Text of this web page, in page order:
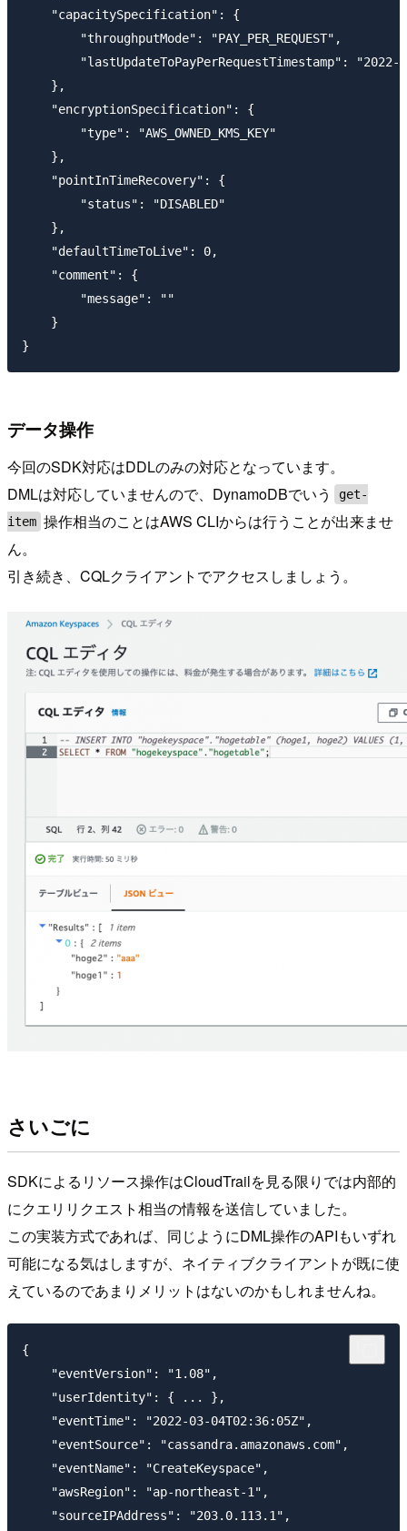
    "capacitySpecification": {
        "throughputMode": "PAY_PER_REQUEST",
"lastUpdateToPayPerRequestTimestamp": "2022-
    },
    "encryptionSpecification": {
        "type": "AWS_OWNED_KMS_KEY"
    },
    "pointInTimeRecovery": {
        "status": "DISABLED"
    },
    "defaultTimeToLive": 0,
    "comment": {
        "message": ""
    }
データ操作
今回のSDK対応はDDLのみの対応となっています。
DMLは対応していませんので、DynamoDBでいう
get-
item 操作相当のことはAWS CLIからは行うことが出来ませ
ん。
引き続き、CQLクライアントでアクセスしましょう。
さいごに
SDKによるリソース操作はCloudTrailを見る限りでは内部的
にクエリリクエスト相当の情報を送信していました。
この実装方式であれば、同じようにDML操作のAPIもいずれ
可能になる気はしますが、ネイティブクライアントが既に使
えているのであまりメリットはないのかもしれませんね。
{
    "eventVersion": "1.08",
    "userIdentity": { ... },
    "eventTime": "2022-03-04T02:36:05Z",
    "eventSource": "cassandra.amazonaws.com",
    "eventName": "CreateKeyspace",
    "awsRegion": "ap-northeast-1",
    "sourceIPAddress": "203.0.113.1",